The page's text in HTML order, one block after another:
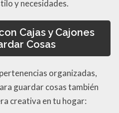
y necesidades.
Cajas y Cajones
Cosas
organizadas,
guardar cosas también
creativa en tu hogar: